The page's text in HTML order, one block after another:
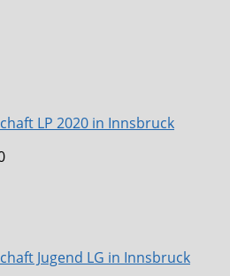
LP 2020 in Innsbruck
Jugend LG in Innsbruck